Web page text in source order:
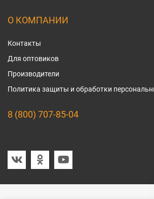
О КОМПАНИИ
Контакты
Для оптовиков
Производители
Политика защиты и обработки
8 (800) 707-85-04